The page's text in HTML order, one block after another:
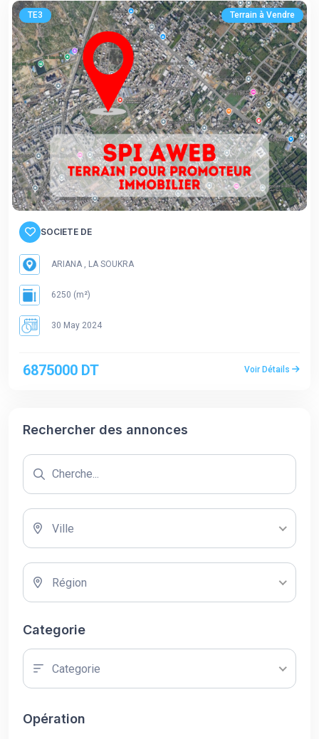
TE3 Terrain à Vendre
SOCIETE DE
ARIANA , LA SOUKRA
6250 (m²)
30 May 2024
6875000 DT Voir Détails
Rechercher des annonces
Ville
Région
Categorie
Categorie
Opération